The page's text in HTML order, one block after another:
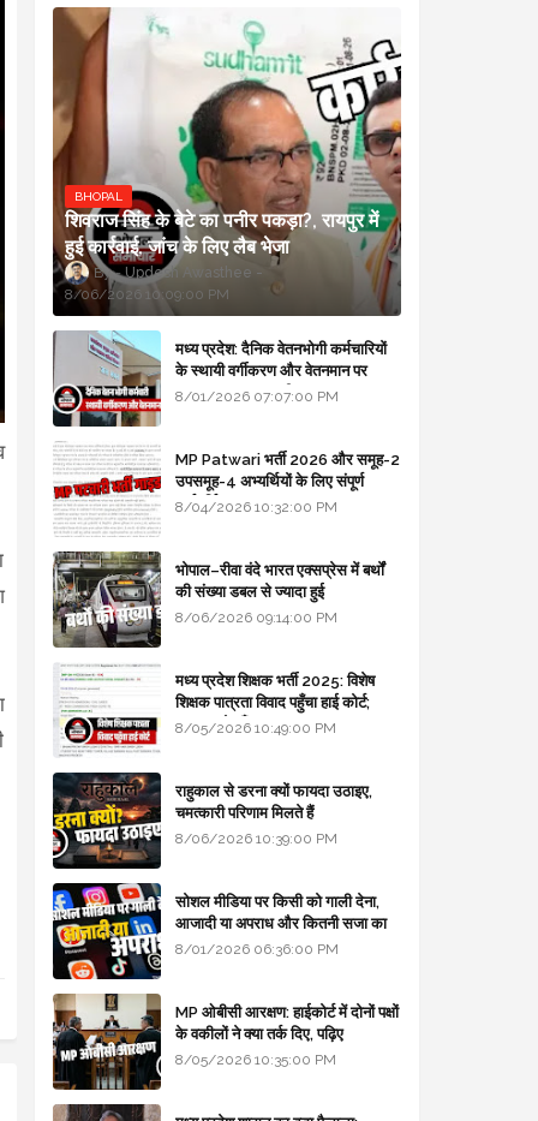
BHOPAL
शिवराज सिंह के बेटे का पनीर पकड़ा?, रायपुर में
हुई कार्रवाई, जांच के लिए लैब भेजा
Updesh Awasthee
8/06/2026 10:09:00 PM
मध्य प्रदेश: दैनिक वेतनभोगी कर्मचारियों
के स्थायी वर्गीकरण और वेतनमान पर
सरकार का बड़ा स्पष्टीकरण
8/01/2026 07:07:00 PM
MP Patwari भर्ती 2026 और समूह-2
उपसमूह-4 अभ्यर्थियों के लिए संपूर्ण
मार्गदर्शिका
8/04/2026 10:32:00 PM
भोपाल–रीवा वंदे भारत एक्सप्रेस में बर्थों
की संख्या डबल से ज्यादा हुई
8/06/2026 09:14:00 PM
मध्य प्रदेश शिक्षक भर्ती 2025: विशेष
शिक्षक पात्रता विवाद पहुँचा हाई कोर्ट;
सरकार से माँगा जवाब
8/05/2026 10:49:00 PM
राहुकाल से डरना क्यों फायदा उठाइए,
चमत्कारी परिणाम मिलते हैं
8/06/2026 10:39:00 PM
सोशल मीडिया पर किसी को गाली देना,
आजादी या अपराध और कितनी सजा का
प्रावधान - free legal advice
8/01/2026 06:36:00 PM
MP ओबीसी आरक्षण: हाईकोर्ट में दोनों पक्षों
के वकीलों ने क्या तर्क दिए, पढ़िए
8/05/2026 10:35:00 PM